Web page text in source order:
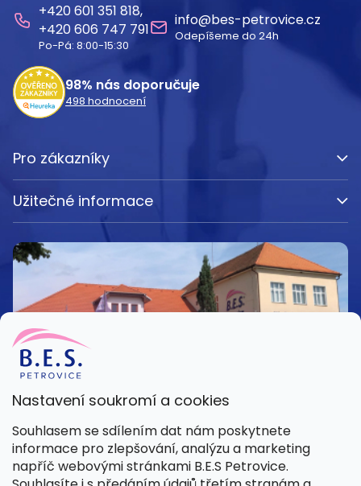
Nastavení soukromí a cookies
Souhlasem se sdílením dat nám poskytnete
informace pro zlepšování, analýzu a marketing
napříč webovými stránkami B.E.S Petrovice.
601 351 818
606 747 791
Po-Pá: 8:00-15:30
info@bes-petrovice.cz
Odepíšeme do 24h
98% nás doporučuje
498 hodnocení
Pro zákazníky
Užitečné informace
Kamenná prodejna
Pondělí – Pátek 8:00 – 15:30
Petrovice 42, 262 55 Petrovice
Více informací